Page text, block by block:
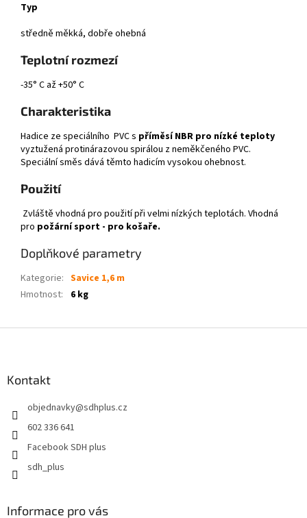
Typ
středně měkká, dobře ohebná
Teplotní rozmezí
-35° C až +50° C
Charakteristika
Hadice ze speciálního PVC s příměsí NBR pro nízké teploty
vyztužená protinárazovou spirálou z neměkčeného PVC.
Speciální směs dává těmto hadicím vysokou ohebnost.
Použití
Zvláště vhodná pro použití při velmi nízkých teplotách. Vhodná
pro požární sport - pro košaře.
Doplňkové parametry
Kategorie: Savice 1,6 m
Hmotnost: 6 kg
Kontakt
objednavky@sdhplus.cz
602 336 641
Facebook SDH plus
sdh_plus
Informace pro vás